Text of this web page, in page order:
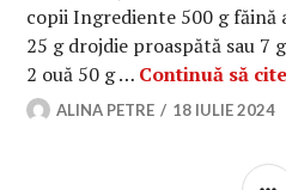
copii Ingrediente 500 g făină
25 g drojdie proaspătă sau 7
2 ouă 50 g … Continuă să
ALINA PETRE 18 IULIE 2024